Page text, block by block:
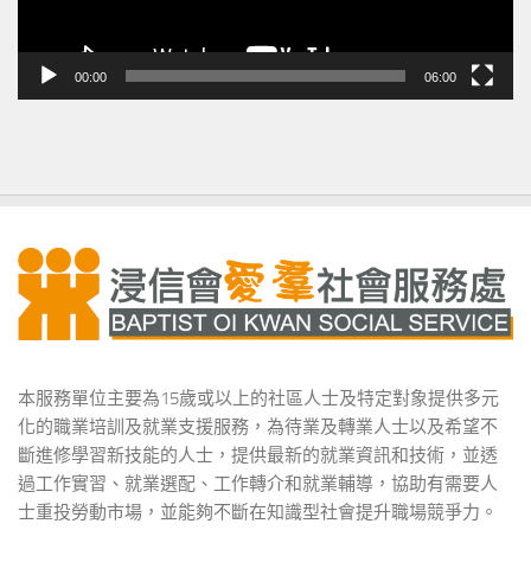
00:00 06:00
本服務單位主要為15歲或以上的社區人士及特定對象提供多元
化的職業培訓及就業支援服務，為待業及轉業人士以及希望不
斷進修學習新技能的人士，提供最新的就業資訊和技術，並透
過工作實習、就業選配、工作轉介和就業輔導，協助有需要人
士重投勞動市場，並能夠不斷在知識型社會提升職場競爭力。